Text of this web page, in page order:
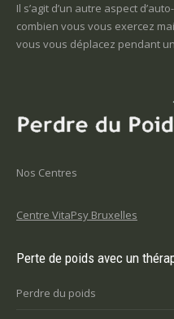
Il s’agit d’un autre aspect
combien vous vous exercez
vous vous déplacez pendant
Nos Centres
Centre VitaPsy Bruxelles
Perte de poids avec un
Perdre du poids